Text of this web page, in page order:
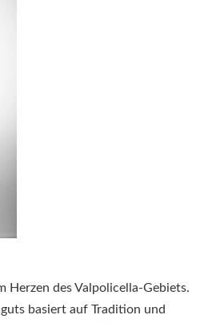
Herzen des Valpolicella-Gebiets.
basiert auf Tradition und